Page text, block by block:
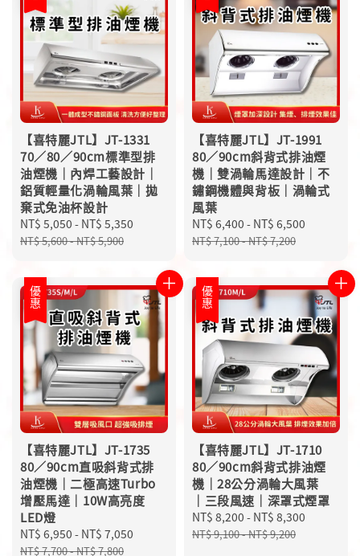
【喜特麗JTL】JT-1331
70／80／90cm標準型排
油煙機｜內焊工藝設計｜
鋁質輕量化渦輪風葉｜拋
棄式免油杯設計
Sale
price
NT$ 5,050 - NT$ 5,350
NT$ 5,600-NT$ 5,900
【喜特麗JTL】JT-1991
80／90cm斜背式排油煙
機｜雙渦輪馬達設計｜不
鏽鋼機體與背板｜渦輪式
風葉
Sale
price
NT$ 6,400 - NT$ 6,500
NT$ 7,100-NT$ 7,200
優惠
【喜特麗JTL】JT-1735
80／90cm直吸斜背式排
油煙機｜二極高速Turbo
增壓馬達｜10W高亮度
LED燈
Sale
price
NT$ 6,950 - NT$ 7,050
NT$ 7,700-NT$ 7,800
優惠
【喜特麗JTL】JT-1710
80／90cm斜背式排油煙
機｜28公分渦輪大風葉
｜三段風速｜深罩式煙罩
Sale
price
NT$ 8,200 - NT$ 8,300
NT$ 9,100-NT$ 9,200